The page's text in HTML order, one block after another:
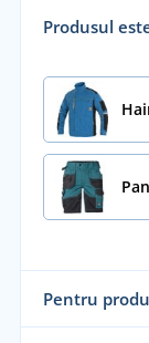
Produsul
Pentru